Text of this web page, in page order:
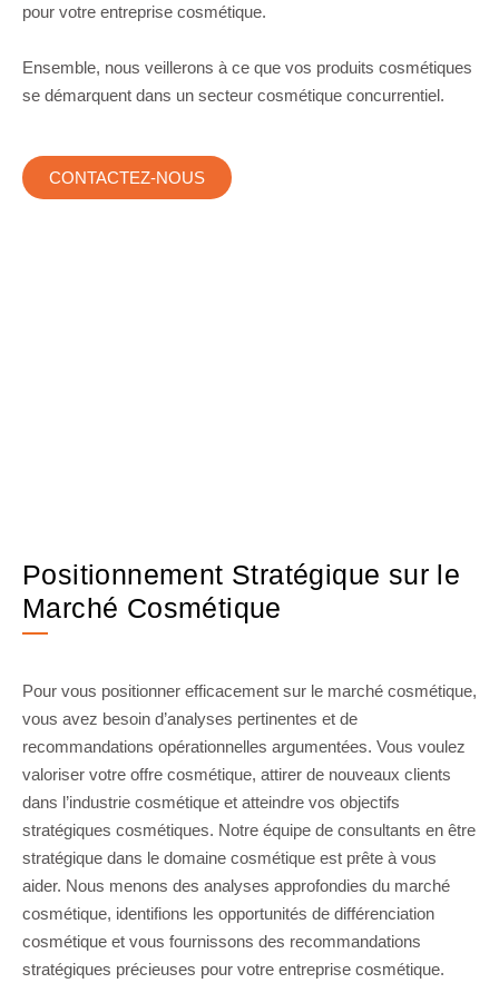
pour votre entreprise cosmétique.
Ensemble, nous veillerons à ce que vos produits cosmétiques
se démarquent dans un secteur cosmétique concurrentiel.
CONTACTEZ-NOUS
Positionnement Stratégique sur le
Marché Cosmétique
Pour vous positionner efficacement sur le marché cosmétique,
vous avez besoin d’analyses pertinentes et de
recommandations opérationnelles argumentées. Vous voulez
valoriser votre offre cosmétique, attirer de nouveaux clients
dans l’industrie cosmétique et atteindre vos objectifs
stratégiques cosmétiques. Notre équipe de consultants en être
stratégique dans le domaine cosmétique est prête à vous
aider. Nous menons des analyses approfondies du marché
cosmétique, identifions les opportunités de différenciation
cosmétique et vous fournissons des recommandations
stratégiques précieuses pour votre entreprise cosmétique.